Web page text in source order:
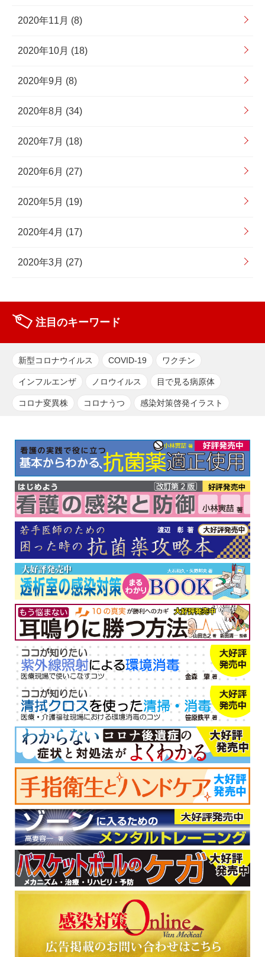
2020年11月 (8)
2020年10月 (18)
2020年9月 (8)
2020年8月 (34)
2020年7月 (18)
2020年6月 (27)
2020年5月 (19)
2020年4月 (17)
2020年3月 (27)
注目のキーワード
新型コロナウイルス COVID-19 ワクチン
インフルエンザ ノロウイルス 目で見る病原体
コロナ変異株 コロナうつ 感染対策啓発イラスト